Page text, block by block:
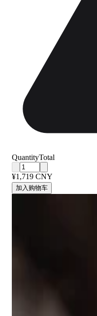
QuantityTotal
¥1,719 CNY
加入购物车